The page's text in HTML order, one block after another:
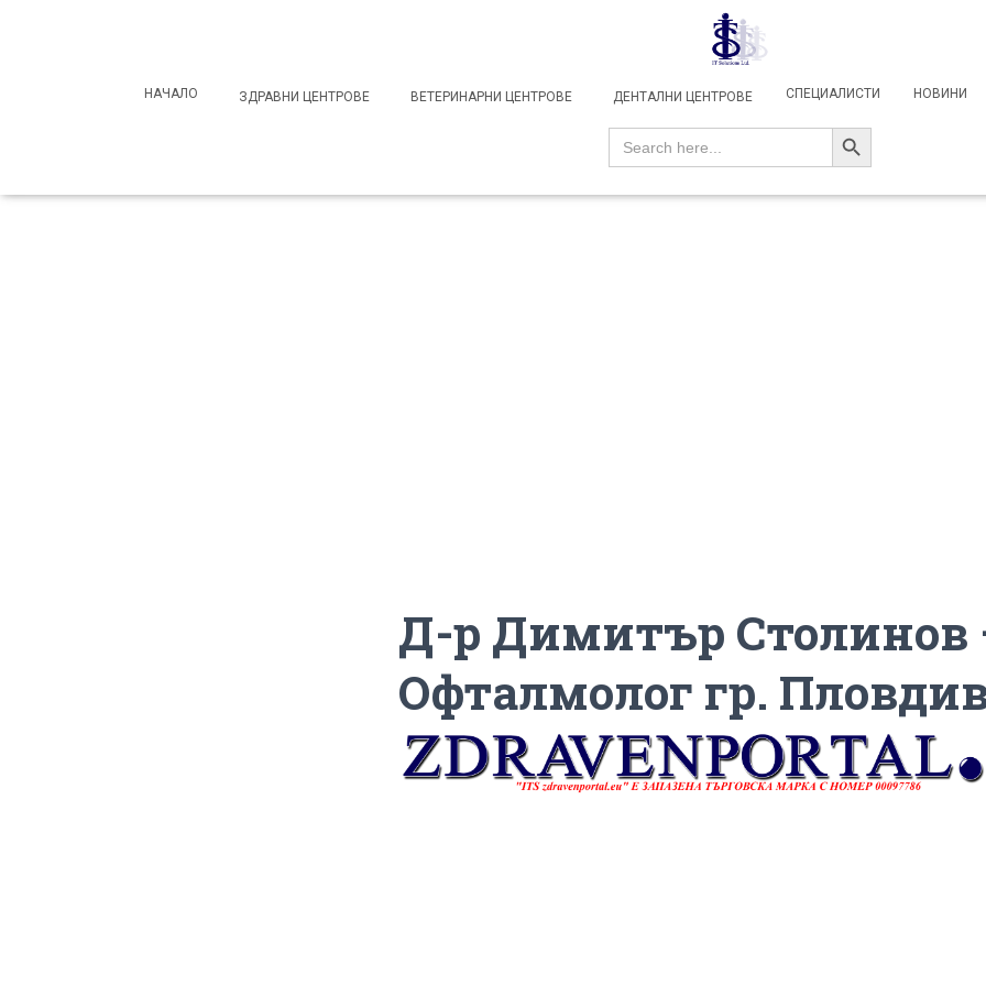
НАЧАЛО ЗДРАВНИ ЦЕНТРОВЕ ВЕТЕРИНАРНИ ЦЕНТРОВЕ ДЕНТАЛНИ ЦЕНТРОВЕ СПЕЦИАЛИСТИ НОВИНИ
Search
SEARCH BUTTON
Д-р Димитър Столинов
Офталмолог гр.